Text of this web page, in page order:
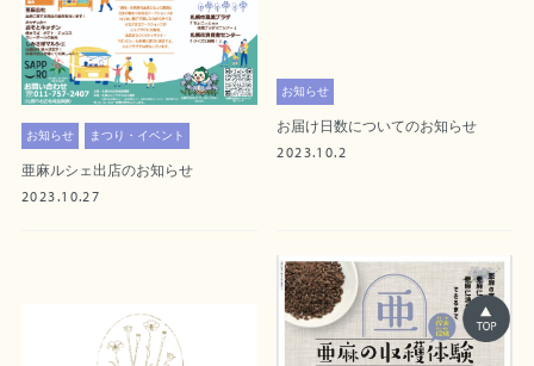
お知らせ まつり・イベント
亜麻ルシェ出店のお知らせ
2023.10.27
お知らせ
お届け日数についてのお知らせ
2023.10.2